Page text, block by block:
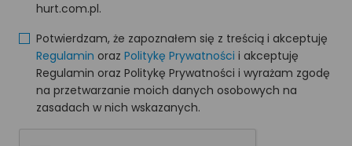
hurt.com.pl.
Potwierdzam, że zapoznałem się z treścią i akceptuję
Regulamin oraz Politykę Prywatności i akceptuję
Regulamin oraz Politykę Prywatności i wyrażam zgodę
na przetwarzanie moich danych osobowych na
zasadach w nich wskazanych.